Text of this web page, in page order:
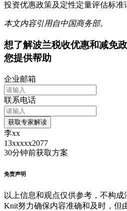
投资优惠政策及定性定量评估标准
本文内容引用自中国商务部。
想了解波兰税收优惠和减免
您提供帮助
企业邮箱
联系电话
获取专家解读
李xx
13xxxxx2077
30分钟前获取方案
免责声明
以上信息和观点仅供参考，不构成
Knit努力确保内容准确和及时，但